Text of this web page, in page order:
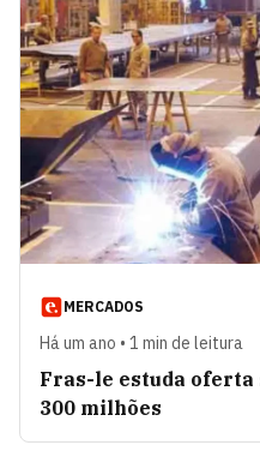
MERCADOS
Há um ano • 1 min de leitura
Fras-le estuda oferta
300 milhões